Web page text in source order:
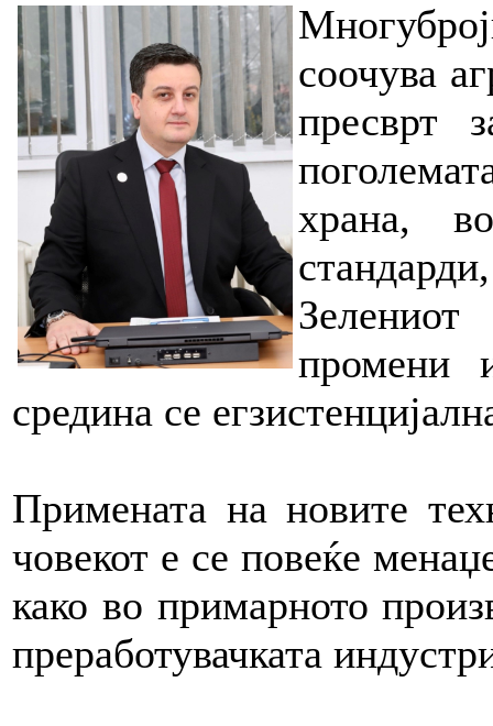
соочува
пресврт
храна,
промени
средина се
Примената на новите
човекот е се повеќе
како во примарното
преработувачката